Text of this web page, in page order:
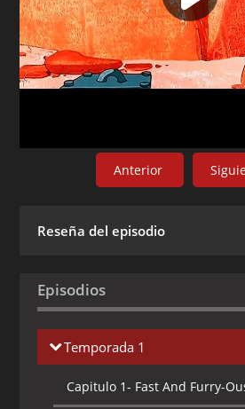
Anterior
Reseña del episodio
Episodios
Temporada 1
Capitulo 1- Fast And Furry-